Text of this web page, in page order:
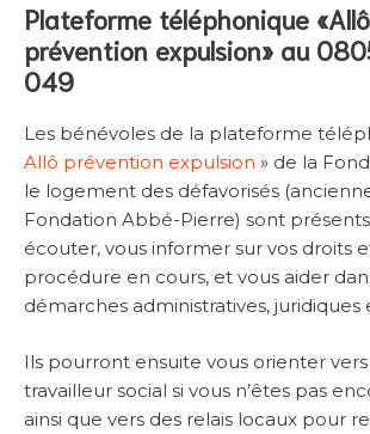
Plateforme téléphonique «Allô
prévention expulsion» au
049
Les bénévoles de la plateforme
Allô prévention expulsion » de la
le logement des défavorisés
Fondation Abbé-Pierre) sont
écouter, vous informer sur vos droits
procédure en cours, et vous aider
démarches administratives, juridiques
Ils pourront ensuite vous orienter
travailleur social si vous n’êtes pas
ainsi que vers des relais locaux pour